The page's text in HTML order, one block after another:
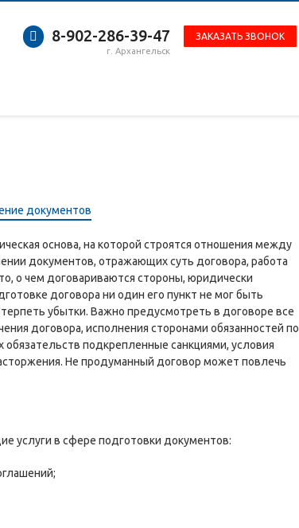
ЗАКАЗАТЬ ЗВОНОК
8-902-286-39-47
г. Архангельск
основа, на которой строятся отношения между
документов, отражающих суть договора, работа
о чем договариваются стороны, юридически
договора ни один его пункт не мог быть
убытки. Важно предусмотреть в договоре все
договора, исполнения сторонами обязанностей по
подкрепленные санкциями, условия
Не продуманный договор может повлечь
услуги в сфере подготовки документов: